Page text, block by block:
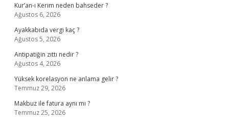
Kur’an-ı Kerim neden bahseder ?
Ağustos 6, 2026
Ayakkabıda vergi kaç ?
Ağustos 5, 2026
Antipatiğin zıttı nedir ?
Ağustos 4, 2026
Yüksek korelasyon ne anlama gelir ?
Temmuz 29, 2026
Makbuz ile fatura aynı mı ?
Temmuz 25, 2026